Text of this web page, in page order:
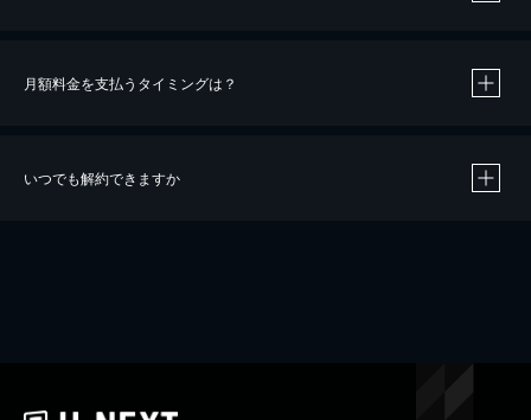
※40％ポイント還元の対象は、クレジットカード決済による作品の購入 / レンタルです。
iOSアプリのUコイン決済による作品の購入 / レンタルは、20％のポイント還元です。
月額料金を支払うタイミングは？
いつでも解約できますか